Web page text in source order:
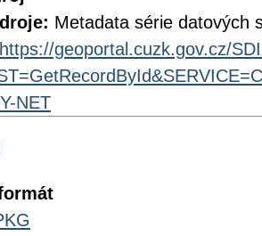
Metadata série datových
https://geoportal.cuzk.gov.cz/
NET